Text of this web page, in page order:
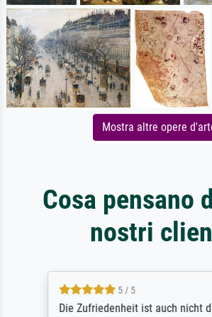
Mostra altre opere
Cosa pensano
nostri
5 / 5
Die Zufriedenheit ist auch nicht